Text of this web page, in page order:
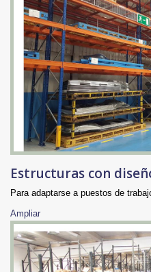
Estructuras con
Para adaptarse a puestos de
Ampliar